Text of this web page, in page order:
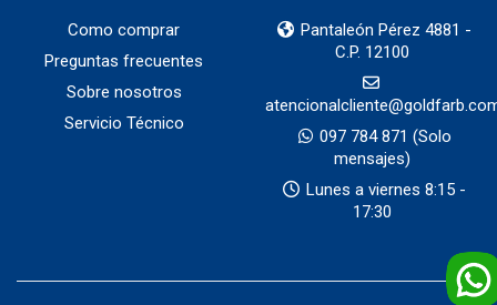
Como comprar
Preguntas frecuentes
Sobre nosotros
Servicio Técnico
Pantaleón Pérez 4881 -
C.P. 12100
097 784 871 (Solo
mensajes)
Lunes a viernes 8:15 -
17:30